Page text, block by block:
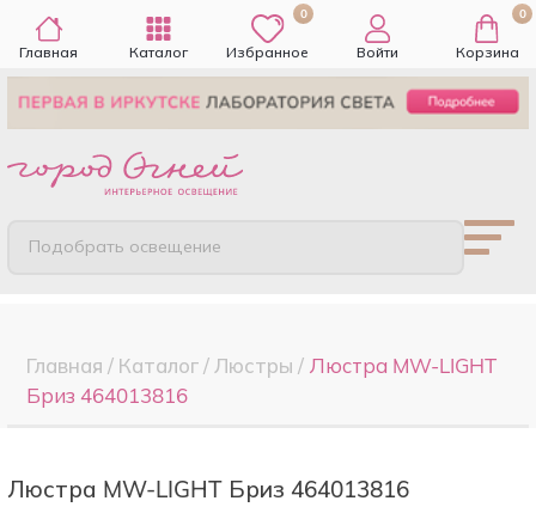
Главная Каталог
0
Избранное Войти
0
Корзина
Подобрать освещение
Главная / Каталог/ Люстры / Люстра MW-LIGHT
Бриз 464013816
Люстра MW-LIGHT Бриз 464013816